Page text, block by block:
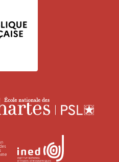
Fondation
national